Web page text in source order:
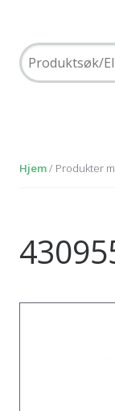
Hjem/ Produkter